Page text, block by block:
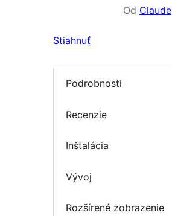
Od Claude
Stiahnuť
Podrobnosti
Recenzie
Inštalácia
Vývoj
Rozšírené zobrazenie